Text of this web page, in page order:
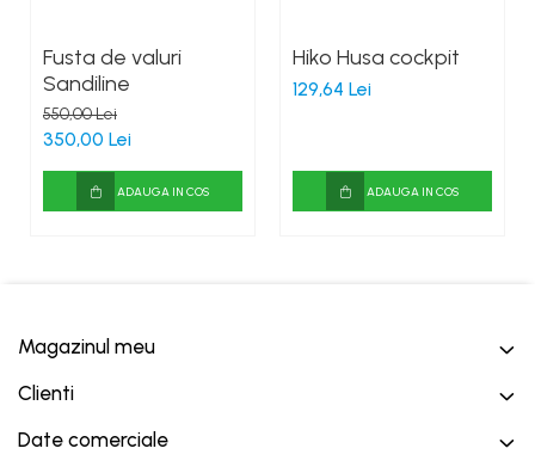
Fusta de valuri
Sandiline
550,00 Lei
350,00 Lei
ADAUGA IN COS
Hiko Husa cockpit
129,64 Lei
ADAUGA IN COS
Magazinul meu
Clienti
Date comerciale